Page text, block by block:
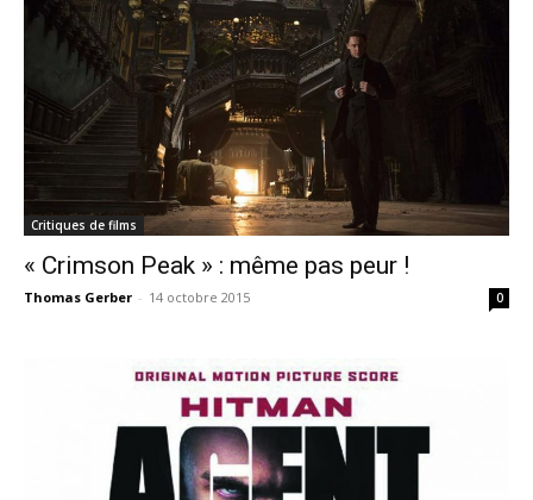
Critiques de films
« Crimson Peak » : même pas peur !
Thomas Gerber - 14 octobre 2015 0